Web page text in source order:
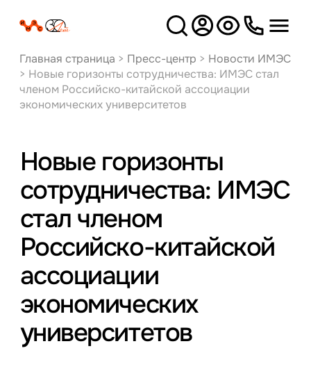
Версия
для слабовидящих
Главная страница > Пресс-центр > Новости ИМЭС
> Новые горизонты сотрудничества: ИМЭС стал
членом Российско-китайской ассоциации
экономических университетов
Новые горизонты
сотрудничества: ИМЭС
стал членом
Российско-китайской
ассоциации
экономических
университетов